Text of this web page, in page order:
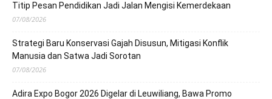
Titip Pesan Pendidikan Jadi Jalan Mengisi Kemerdekaan
07/08/2026
Strategi Baru Konservasi Gajah Disusun, Mitigasi Konflik
Manusia dan Satwa Jadi Sorotan
07/08/2026
Adira Expo Bogor 2026 Digelar di Leuwiliang, Bawa Promo